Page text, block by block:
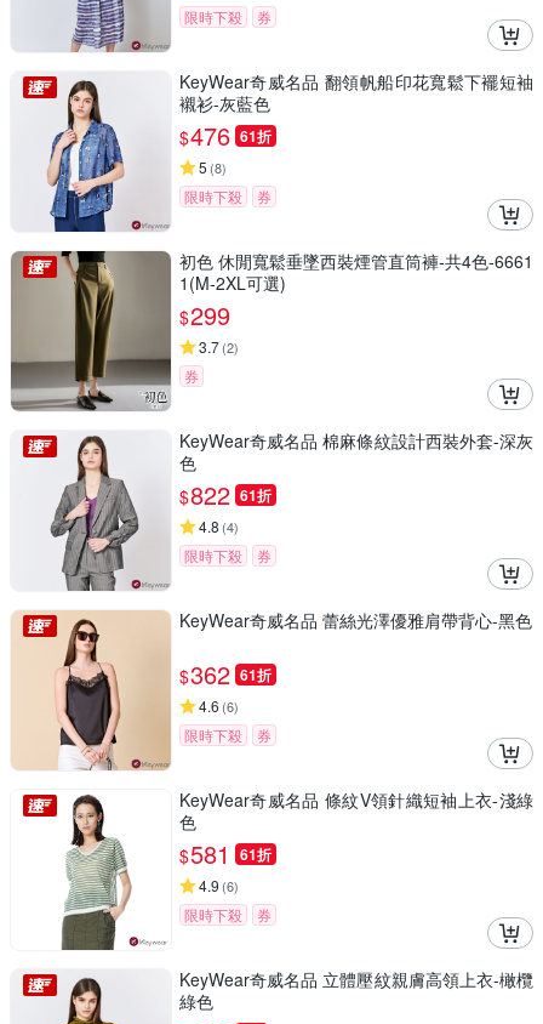
限時下殺 券
KeyWear奇威名品 翻領帆船印花寬鬆下襬短袖
襯衫-灰藍色
$476 61折
5 (8)
限時下殺 券
初色 休閒寬鬆垂墜西裝煙管直筒褲-共4色-6661
1(M-2XL可選)
$299
3.7(2)
券
KeyWear奇威名品 棉麻條紋設計西裝外套-深灰
色
$822 61折
4.8 (4)
限時下殺 券
KeyWear奇威名品 蕾絲光澤優雅肩帶背心-黑色
$362 61折
4.6 (6)
限時下殺 券
KeyWear奇威名品 條紋V領針織短袖上衣-淺綠
色
$581 61折
4.9 (6)
限時下殺 券
KeyWear奇威名品 立體壓紋親膚高領上衣-橄欖
綠色